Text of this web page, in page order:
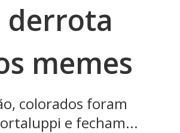
derrota
memes
colorados foram
e fecham...